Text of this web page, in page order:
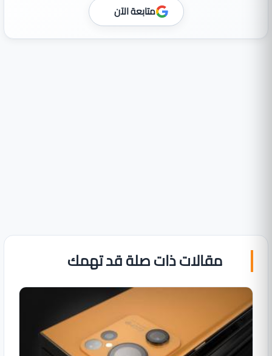
متابعة الآن
مقالات ذات صلة قد تهمك